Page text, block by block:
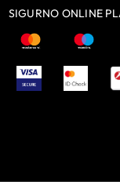
SIGURNO ONLINE